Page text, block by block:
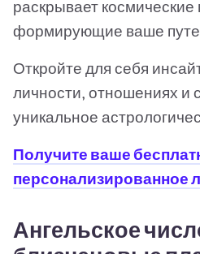
раскрывает космические
формирующие ваше
Откройте для себя
личности, отношениях и
уникальное
Получите ваше
персонализированное
Ангельское